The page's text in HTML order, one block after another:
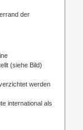
der
(siehe Bild)
werden
international als